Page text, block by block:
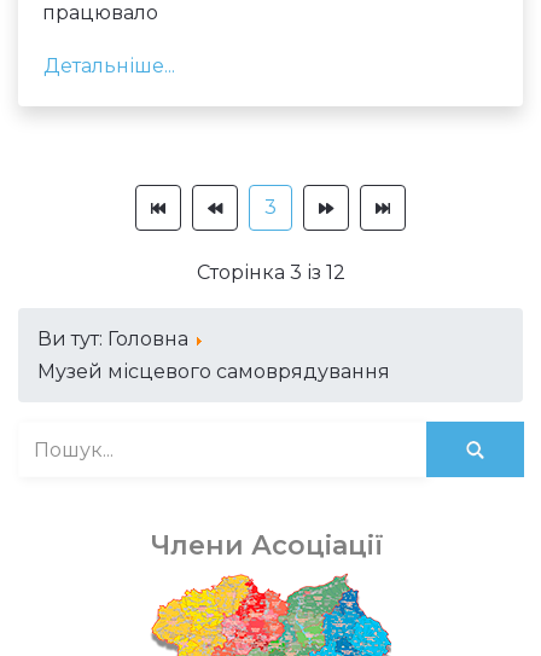
працювало
Детальніше...
3
Сторінка 3 із 12
Ви тут: Головна
Музей місцевого самоврядування
Члени Асоціації